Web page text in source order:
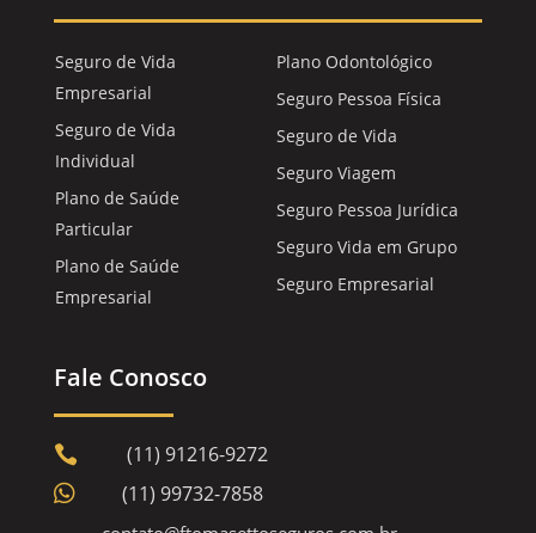
Seguro de Vida
Empresarial
Seguro de Vida
Individual
Plano de Saúde
Particular
Plano de Saúde
Empresarial
Plano Odontológico
Seguro Pessoa Física
Seguro de Vida
Seguro Viagem
Seguro Pessoa Jurídica
Seguro Vida em Grupo
Seguro Empresarial
Fale Conosco
 (11) 91216-9272
 (11) 99732-7858